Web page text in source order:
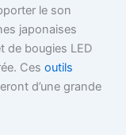
le son
japonaises
de bougies LED
Cesoutils
d’une grande